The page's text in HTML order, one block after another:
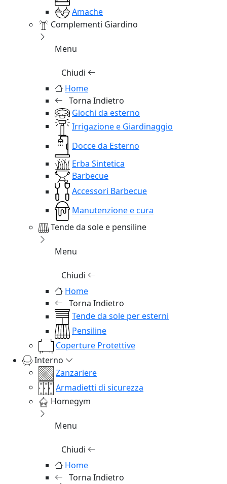
Amache
Complementi Giardino
Menu
Chiudi
Home
Torna Indietro
Giochi da esterno
Irrigazione e Giardinaggio
Docce da Esterno
Erba Sintetica
Barbecue
Accessori Barbecue
Manutenzione e cura
Tende da sole e pensiline
Menu
Chiudi
Home
Torna Indietro
Tende da sole per esterni
Pensiline
Coperture Protettive
Interno
Zanzariere
Armadietti di sicurezza
Homegym
Menu
Chiudi
Home
Torna Indietro